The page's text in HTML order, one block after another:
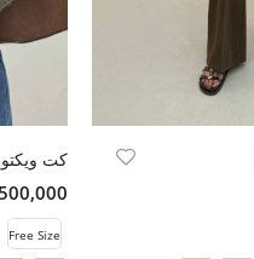
کت
Free Size